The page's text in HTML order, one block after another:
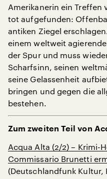
Amerikanerin ein Treffen
tot aufgefunden:
antiken Ziegel
einem weltweit
der Spur und muss
Scharfsinn, seinen
seine Gelassenheit
bringen und gegen die
bestehen.
Zum zweiten Teil von
Acqua Alta (2/2) – Krimi-
Commissario Brunetti
(Deutschlandfunk Kultur,